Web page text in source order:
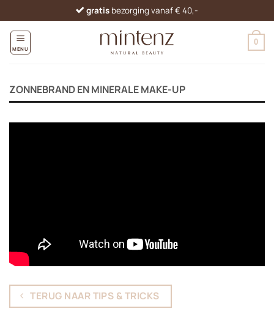
naar
inhoud
gratis bezorging vanaf € 40,-
MENU
0
ZONNEBRAND EN MINERALE MAKE-UP
TERUG NAAR TIPS & TRICKS